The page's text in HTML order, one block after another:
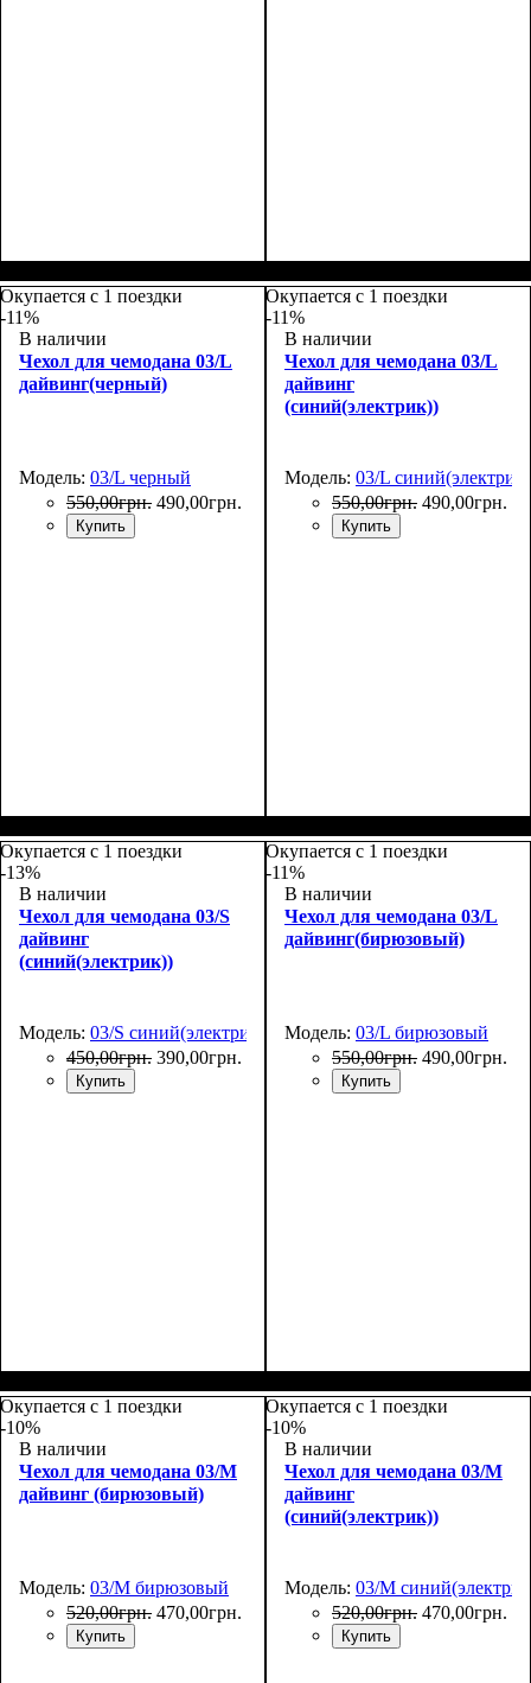
Окупается с 1 поездки
-11%
В наличии
Чехол для чемодана 03/L
дайвинг(черный)
Модель: 03/L черный
550,00грн. 490,00грн.
Купить
Окупается с 1 поездки
-11%
В наличии
Чехол для чемодана 03/L
дайвинг
(синий(электрик))
Модель: 03/L синий(электрик)
550,00грн. 490,00грн.
Купить
Окупается с 1 поездки
-13%
В наличии
Чехол для чемодана 03/S
дайвинг
(синий(электрик))
Модель: 03/S синий(электрик)
450,00грн. 390,00грн.
Купить
Окупается с 1 поездки
-11%
В наличии
Чехол для чемодана 03/L
дайвинг(бирюзовый)
Модель: 03/L бирюзовый
550,00грн. 490,00грн.
Купить
Окупается с 1 поездки
-10%
В наличии
Чехол для чемодана 03/M
дайвинг (бирюзовый)
Модель: 03/M бирюзовый
520,00грн. 470,00грн.
Купить
Окупается с 1 поездки
-10%
В наличии
Чехол для чемодана 03/M
дайвинг
(синий(электрик))
Модель: 03/M
520,00грн. 470,00грн.
Купить